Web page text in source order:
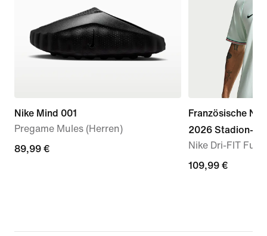
Nike Mind 001
Pregame Mules (Herren)
89,99 €
89,99 €
Französische
2026 Stadion-
Nike Dri-FIT
109,99 €
109,99 €